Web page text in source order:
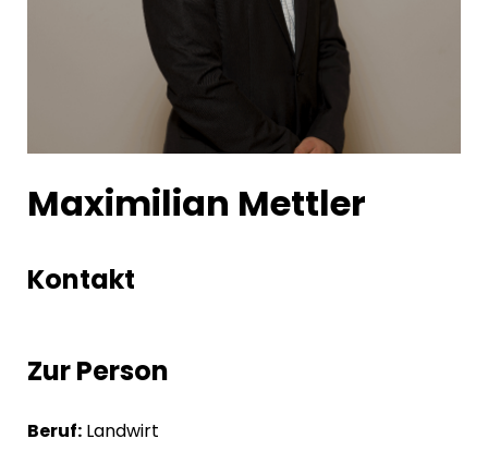
Maximilian Mettler
Kontakt
Zur Person
Beruf: Landwirt